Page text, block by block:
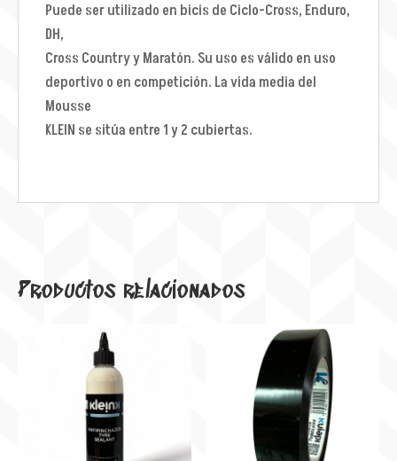
Puede ser utilizado en bicis de Ciclo-Cross, Enduro,
DH,
Cross Country y Maratón. Su uso es válido en uso
deportivo o en competición. La vida media del
Mousse
KLEIN se sitúa entre 1 y 2 cubiertas.
Productos relacionados